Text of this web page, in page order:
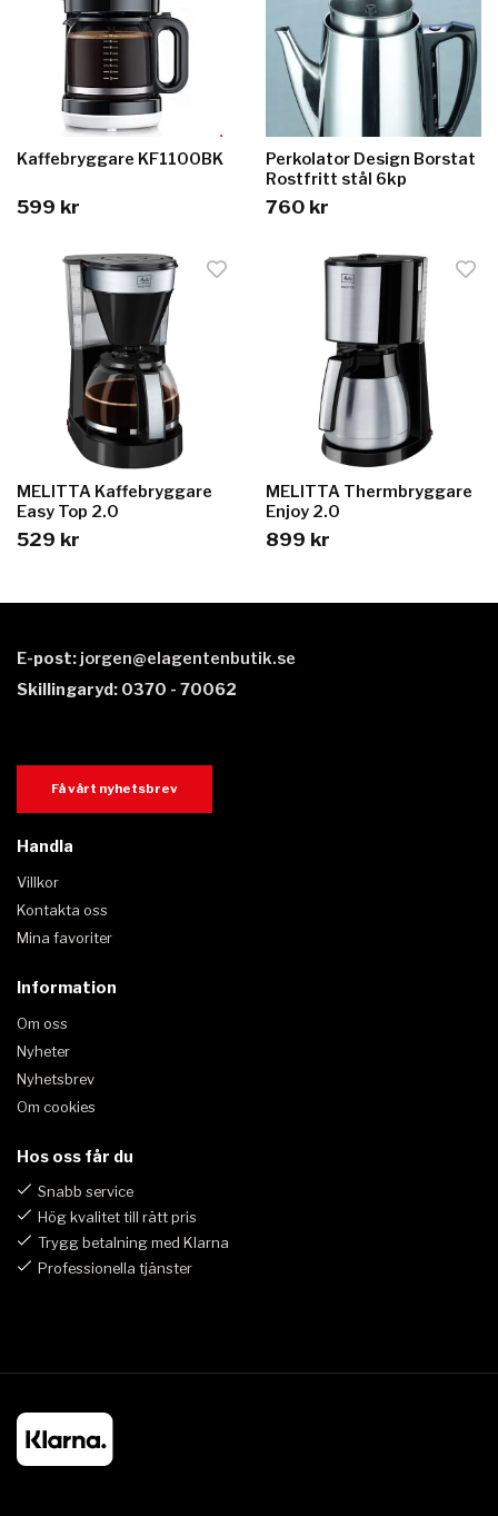
Kaffebryggare KF1100BK
599 kr
Perkolator Design Borstat
Rostfritt stål 6kp
760 kr
MELITTA Kaffebryggare
Easy Top 2.0
529 kr
MELITTA Thermbryggare
Enjoy 2.0
899 kr
E-post: jorgen@elagentenbutik.se
Skillingaryd: 0370 - 70062
Få vårt nyhetsbrev
Handla
Villkor
Kontakta oss
Mina favoriter
Information
Om oss
Nyheter
Nyhetsbrev
Om cookies
Hos oss får du
Snabb service
Hög kvalitet till rätt pris
Trygg betalning med Klarna
Professionella tjänster